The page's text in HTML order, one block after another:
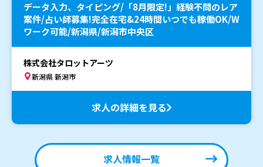
データ入力、タイピング/「8月限定!」経験不問のレア
案件/占い師募集!完全在宅&24時間いつでも稼働OK/W
ワーク可能/新潟県/新潟市中央区
株式会社タロットアーツ
新潟県 新潟市
求人の詳細を見る
求人情報一覧